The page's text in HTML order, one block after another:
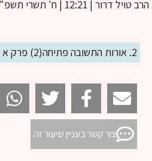
טויל דרור| 12:21 | ח' תשרי תשפ"ג
צור קשר בעניין שיעור זה